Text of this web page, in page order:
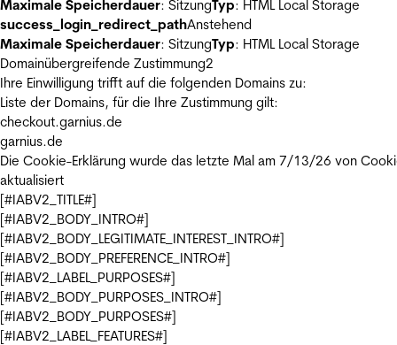
Maximale Speicherdauer: SitzungTyp: HTML Local Storage
success_login_redirect_pathAnstehend
Maximale Speicherdauer: SitzungTyp: HTML Local Storage
Domainübergreifende Zustimmung2
Ihre Einwilligung trifft auf die folgenden Domains zu:
Liste der Domains, für die Ihre Zustimmung gilt:
checkout.garnius.de
garnius.de
Die Cookie-Erklärung wurde das letzte Mal am 7/13/26 von
aktualisiert
[#IABV2_TITLE#]
[#IABV2_BODY_INTRO#]
[#IABV2_BODY_LEGITIMATE_INTEREST_INTRO#]
[#IABV2_BODY_PREFERENCE_INTRO#]
[#IABV2_LABEL_PURPOSES#]
[#IABV2_BODY_PURPOSES_INTRO#]
[#IABV2_BODY_PURPOSES#]
[#IABV2_LABEL_FEATURES#]